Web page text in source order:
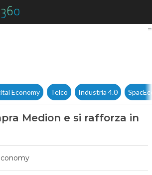
Lenovo compra Medion e si
Economy Telco Industria 4.0
Medion e si rafforza in